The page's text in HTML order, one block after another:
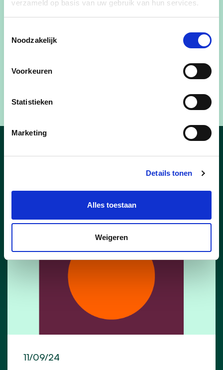
verzameld op basis van uw gebruik van hun services.
Noodzakelijk
Voorkeuren
Statistieken
Marketing
Details tonen
Alles toestaan
Weigeren
Heb je nog vragen over de volmacht? Hiervoor
Heb je hulp nodig bij het geven van een volmacht?
Hoe stem ik op
11/09/24